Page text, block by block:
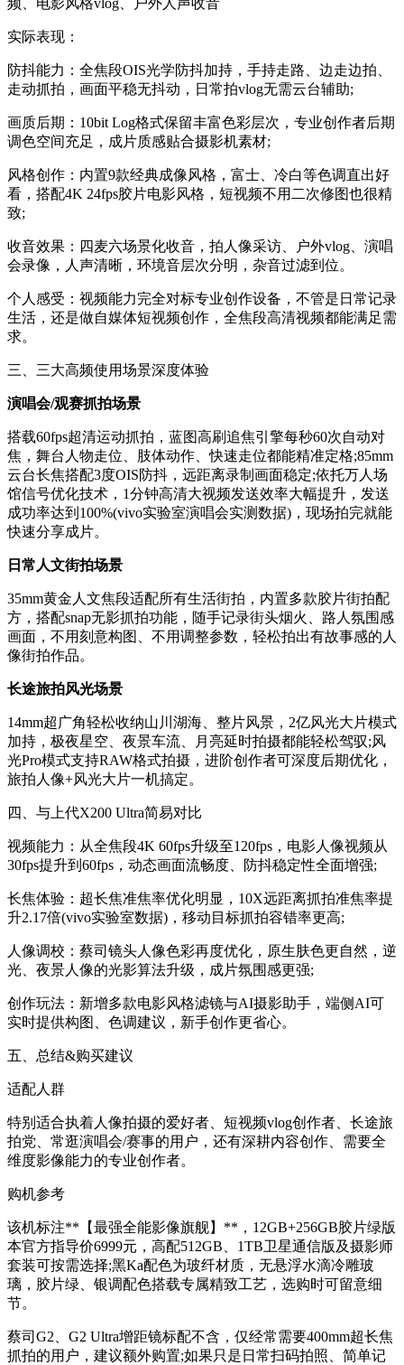
实际表现：
防抖能力：全焦段OIS光学防抖加持，手持走路、边走边拍、
走动抓拍，画面平稳无抖动，日常拍vlog无需云台辅助;
画质后期：10bit Log格式保留丰富色彩层次，专业创作者后期
调色空间充足，成片质感贴合摄影机素材;
风格创作：内置9款经典成像风格，富士、冷白等色调直出好
看，搭配4K 24fps胶片电影风格，短视频不用二次修图也很精
致;
收音效果：四麦六场景化收音，拍人像采访、户外vlog、演唱
会录像，人声清晰，环境音层次分明，杂音过滤到位。
个人感受：视频能力完全对标专业创作设备，不管是日常记录
生活，还是做自媒体短视频创作，全焦段高清视频都能满足需
求。
三、三大高频使用场景深度体验
演唱会/观赛抓拍场景
搭载60fps超清运动抓拍，蓝图高刷追焦引擎每秒60次自动对
焦，舞台人物走位、肢体动作、快速走位都能精准定格;85mm
云台长焦搭配3度OIS防抖，远距离录制画面稳定;依托万人场
馆信号优化技术，1分钟高清大视频发送效率大幅提升，发送
成功率达到100%(vivo实验室演唱会实测数据)，现场拍完就能
快速分享成片。
日常人文街拍场景
35mm黄金人文焦段适配所有生活街拍，内置多款胶片街拍配
方，搭配snap无影抓拍功能，随手记录街头烟火、路人氛围感
画面，不用刻意构图、不用调整参数，轻松拍出有故事感的人
像街拍作品。
长途旅拍风光场景
14mm超广角轻松收纳山川湖海、整片风景，2亿风光大片模式
加持，极夜星空、夜景车流、月亮延时拍摄都能轻松驾驭;风
光Pro模式支持RAW格式拍摄，进阶创作者可深度后期优化，
旅拍人像+风光大片一机搞定。
四、与上代X200 Ultra简易对比
视频能力：从全焦段4K 60fps升级至120fps，电影人像视频从
30fps提升到60fps，动态画面流畅度、防抖稳定性全面增强;
长焦体验：超长焦准焦率优化明显，10X远距离抓拍准焦率提
升2.17倍(vivo实验室数据)，移动目标抓拍容错率更高;
人像调校：蔡司镜头人像色彩再度优化，原生肤色更自然，逆
光、夜景人像的光影算法升级，成片氛围感更强;
创作玩法：新增多款电影风格滤镜与AI摄影助手，端侧AI可
实时提供构图、色调建议，新手创作更省心。
五、总结&购买建议
适配人群
特别适合执着人像拍摄的爱好者、短视频vlog创作者、长途旅
拍党、常逛演唱会/赛事的用户，还有深耕内容创作、需要全
维度影像能力的专业创作者。
购机参考
该机标注**【最强全能影像旗舰】**，12GB+256GB胶片绿版
本官方指导价6999元，高配512GB、1TB卫星通信版及摄影师
套装可按需选择;黑Ka配色为玻纤材质，无悬浮水滴冷雕玻
璃，胶片绿、银调配色搭载专属精致工艺，选购时可留意细
节。
蔡司G2、G2 Ultra增距镜标配不含，仅经常需要400mm超长焦
抓拍的用户，建议额外购置;如果只是日常扫码拍照、简单记